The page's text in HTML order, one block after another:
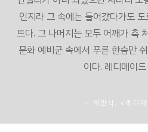
인지라 그 속에는 들어갔다가도
트다. 그 나머지는 모두 어깨가 축
문화 예비군 속에서 푸른 한숨만
이다. 레디메이
채만식, <레디